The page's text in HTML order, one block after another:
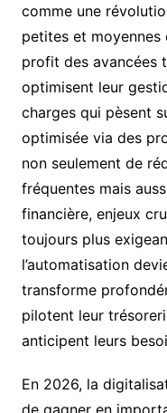
comme une
petites et moyennes
profit des avancées
optimisent leur
charges qui pèsent
optimisée via des
non seulement de
fréquentes mais
financière, enjeux
toujours plus
l’automatisation
transforme
pilotent leur
anticipent leurs
En 2026, la
de gagner en